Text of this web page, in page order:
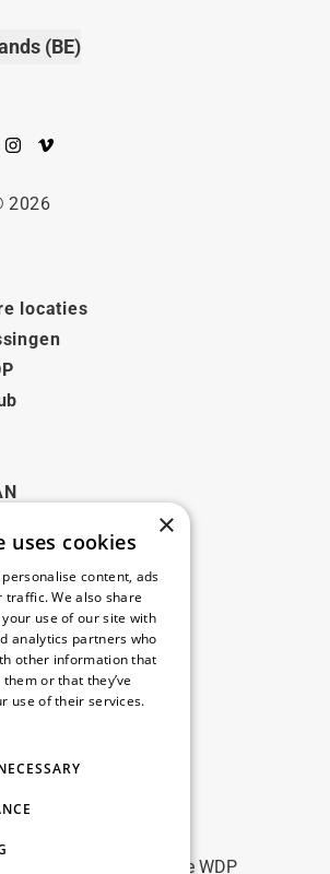
(BE)
Instagram
Vimeo
2026
locaties
hoogte
meld u aan voor onze WDP
×
uses cookies
content, ads
traffic. We also share
use of our site with
analytics partners who
other information that
or that they’ve
use of their services.